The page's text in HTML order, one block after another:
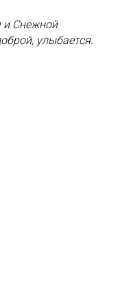
и Снежной
улыбается.